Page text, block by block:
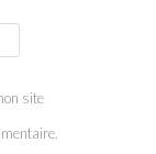
site